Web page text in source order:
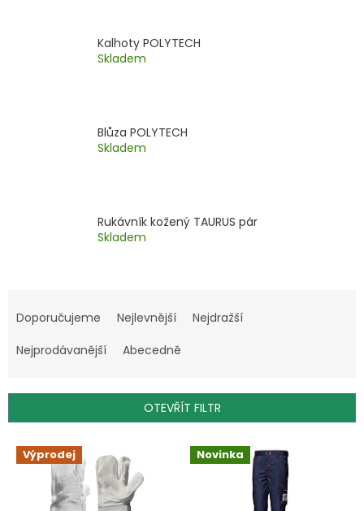
Kalhoty POLYTECH
Skladem
Blůza POLYTECH
Skladem
Rukávník kožený TAURUS pár
Skladem
a
e
í
r
o
d
Doporučujeme Nejlevnější
Nejdražší
Nejprodávanější
Abecedně
OTEVŘÍT FILTR
V Výprodej Novinka